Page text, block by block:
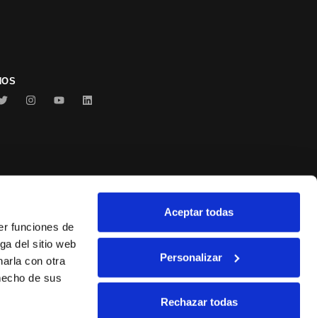
funciones de
del sitio web
con otra
de sus
Aceptar todas
Personalizar
Rechazar todas
Serrats